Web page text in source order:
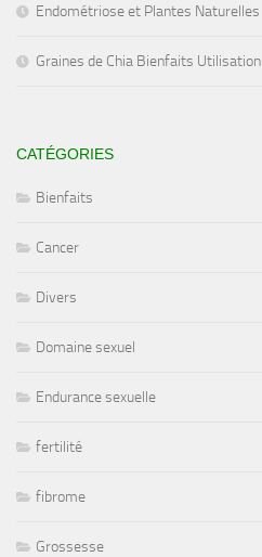
Endométriose et Plantes Naturelles
Graines de Chia Bienfaits Utilisation
CATÉGORIES
Bienfaits
Cancer
Divers
Domaine sexuel
Endurance sexuelle
fertilité
fibrome
Grossesse